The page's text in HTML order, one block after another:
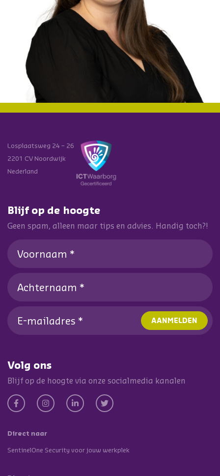
Losplaatsweg 24 – 26
2201 CV Noordwijk
Nederland
Blijf op de hoogte
Geen spam, alleen maar tips en advies. Handig toch?!
Volg ons
Blijf op de hoogte via onze socialmedia kanalen
Direct naar
SentinelOne Security voor jouw werkplek